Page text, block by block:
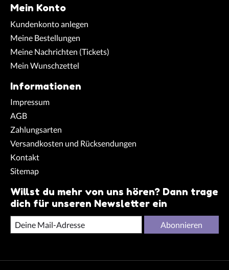
Mein Konto
Kundenkonto anlegen
Meine Bestellungen
Meine Nachrichten (Tickets)
Mein Wunschzettel
Informationen
Impressum
AGB
Zahlungsarten
Versandkosten und Rücksendungen
Kontakt
Sitemap
Willst du mehr von uns hören? Dann trage
dich für unseren Newsletter ein
Abonnieren